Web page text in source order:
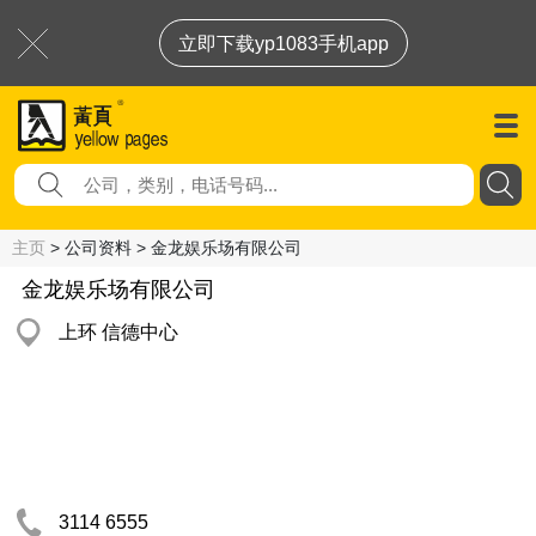
立即下载yp1083手机app
主页 > 公司资料 > 金龙娱乐场有限公司
金龙娱乐场有限公司
上环 信德中心
3114 6555